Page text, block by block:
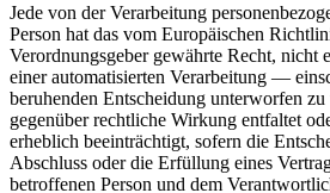
Jede von der Verarbeitung
Person hat das vom Europäischen
Verordnungsgeber gewährte Recht, nicht
einer automatisierten Verarbeitung —
beruhenden Entscheidung unterworfen
gegenüber rechtliche Wirkung entfaltet
erheblich beeinträchtigt, sofern die
Abschluss oder die Erfüllung eines
betroffenen Person und dem